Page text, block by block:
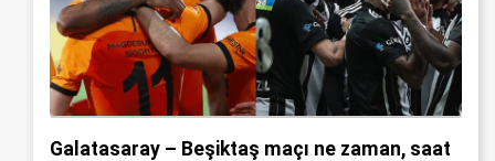
Galatasaray – Beşiktaş maçı ne zaman, saat